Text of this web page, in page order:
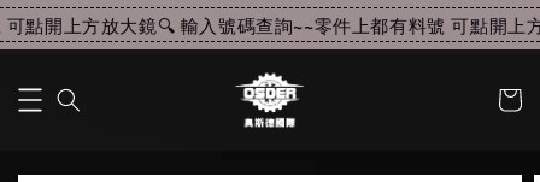
點開上方放大鏡🔍 輸入號碼查詢~~零件上都有料號 可點開上